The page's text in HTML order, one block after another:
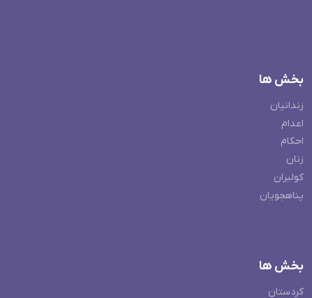
بخش ها
زندانیان
اعدام
احکام
زنان
کولبران
پناهجویان
بخش ها
کردستان